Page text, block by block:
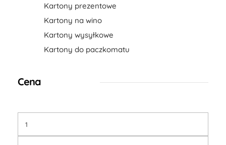
Kartony prezentowe
Kartony na wino
Kartony wysyłkowe
Kartony do paczkomatu
Cena